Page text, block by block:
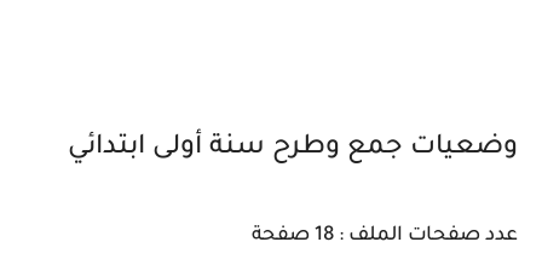
وضعيات جمع وطرح سنة أولى ابتدائي
عدد صفحات الملف : 18 صفحة